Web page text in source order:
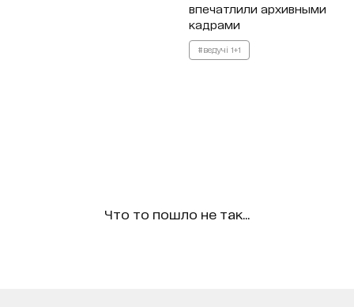
впечатлили архивными
кадрами
#ведучі 1+1
Что то пошло не так...